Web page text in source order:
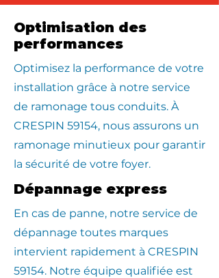
Optimisation des
performances
Optimisez la performance de votre
installation grâce à notre service
de ramonage tous conduits. À
CRESPIN 59154, nous assurons un
ramonage minutieux pour garantir
la sécurité de votre foyer.
Dépannage express
En cas de panne, notre service de
dépannage toutes marques
intervient rapidement à CRESPIN
59154. Notre équipe qualifiée est